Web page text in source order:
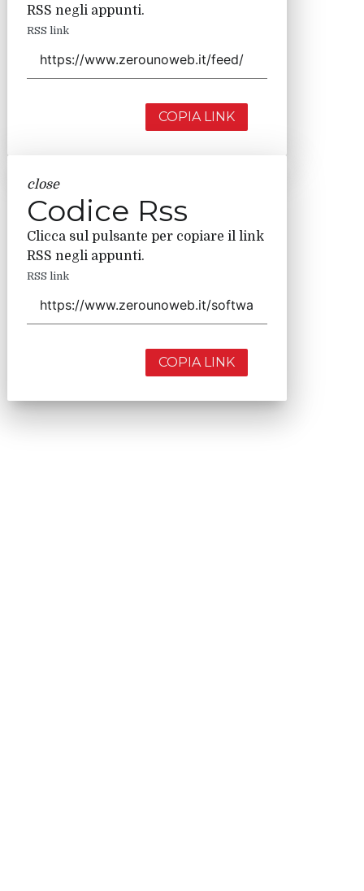
RSS negli appunti.
RSS link
COPIA LINK
close
Codice Rss
Clicca sul pulsante per copiare il link
RSS negli appunti.
RSS link
COPIA LINK